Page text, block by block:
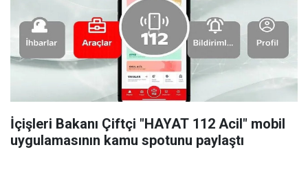
İçişleri Bakanı Çiftçi "HAYAT 112 Acil" mobil
uygulamasının kamu spotunu paylaştı